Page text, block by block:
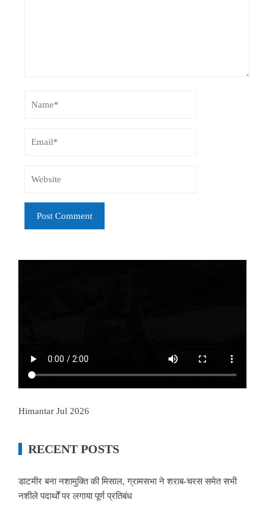
Himantar Jul 2026
RECENT POSTS
डाटमीर बना नशामुक्ति की मिसाल, ग्रामसभा ने शराब-चरस समेत सभी
नशीले पदार्थों पर लगाया पूर्ण प्रतिबंध